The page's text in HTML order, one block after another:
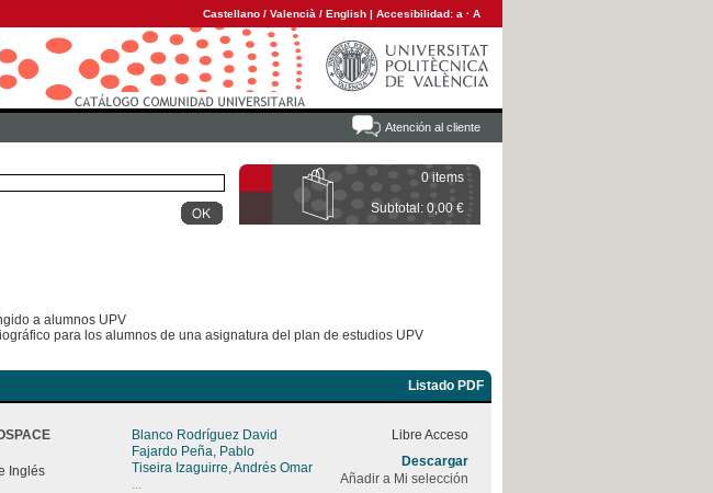
Castellano / Valencià / English | Accesibilidad: a · A
Atención al cliente
0 items
Subtotal: 0,00 €
a alumnos UPV
para los alumnos de una asignatura del plan de estudios UPV
Listado PDF
Inglés
Blanco Rodríguez David
Fajardo Peña, Pablo
Tiseira Izaguirre, Andrés Omar
...
Libre Acceso
Descargar
Añadir a Mi selección